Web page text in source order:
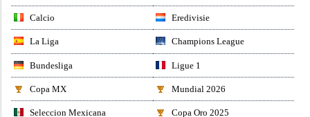
Calcio Eredivisie
La Liga Champions League
Bundesliga Ligue 1
Copa MX Mundial 2026
Seleccion Mexicana Copa Oro 2025